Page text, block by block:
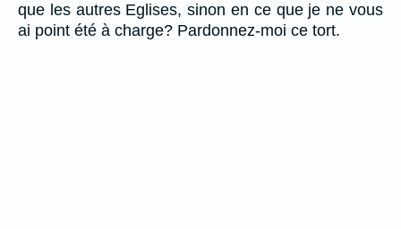
que les autres Eglises, sinon en ce que je ne vous
ai point été à charge? Pardonnez-moi ce tort.